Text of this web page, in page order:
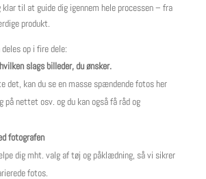
til at guide dig igennem hele processen – fra
produkt.
op i fire dele:
slags billeder, du ønsker.
det, kan du se en masse spændende fotos her
på nettet osv. og du kan også få råd og
fotografen
dig mht. valg af tøj og påklædning, så vi sikrer
fotos.